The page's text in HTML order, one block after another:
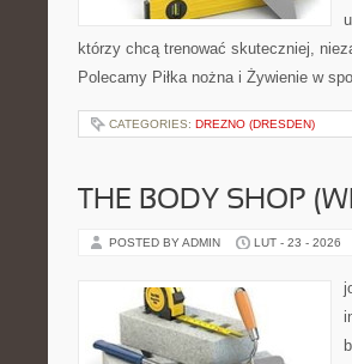
którzy chcą trenować skuteczniej,
Polecamy Piłka nożna i Żywienie w
CATEGORIES: DREZNO (DRESDEN)
THE BODY SHOP
POSTED BY ADMIN LUT - 23 - 2026